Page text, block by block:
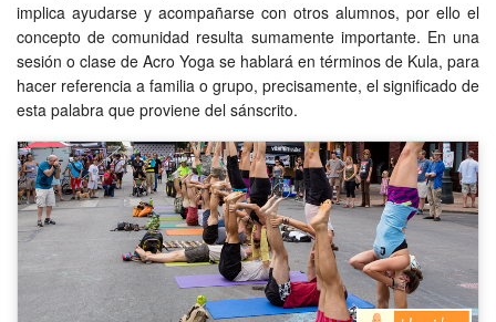
implica ayudarse y acompañarse con otros alumnos, por ello el
concepto de comunidad resulta sumamente importante. En una
sesión o clase de Acro Yoga se hablará en términos de Kula, para
hacer referencia a familia o grupo, precisamente, el significado de
esta palabra que proviene del sánscrito.